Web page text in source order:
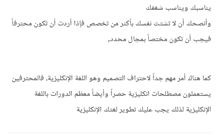
يناسبك ويناسب شغفك
وأنصحك أن لا تشتت نفسك بأكثر من تخصص فإذا أردت أن تكون محترفاً
فيجب أن تكون مختصاً بمجال محدد,
كما هناك أمر مهم جداً لاحتراف التصميم وهو اللغة الإنكليزية، فالمحترفين
يستعملون مصطلحات انكليزية حصراً وأيضاً معظم الدورات باللغة
الإنكليزية لذلك يجب عليك تطوير لغتك الإنكليزية